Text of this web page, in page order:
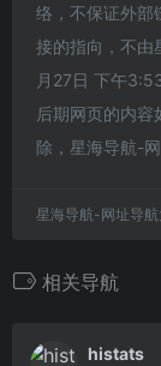
络，不保证外部
接的指向，不
月27日 下午
后期网页的内
除，星海导航-
星海导航-网址导航
相关导航
histats